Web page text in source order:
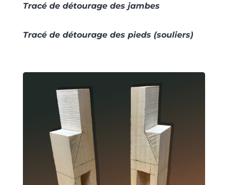
Tracé de détourage des jambes
Tracé de détourage des pieds (souliers)